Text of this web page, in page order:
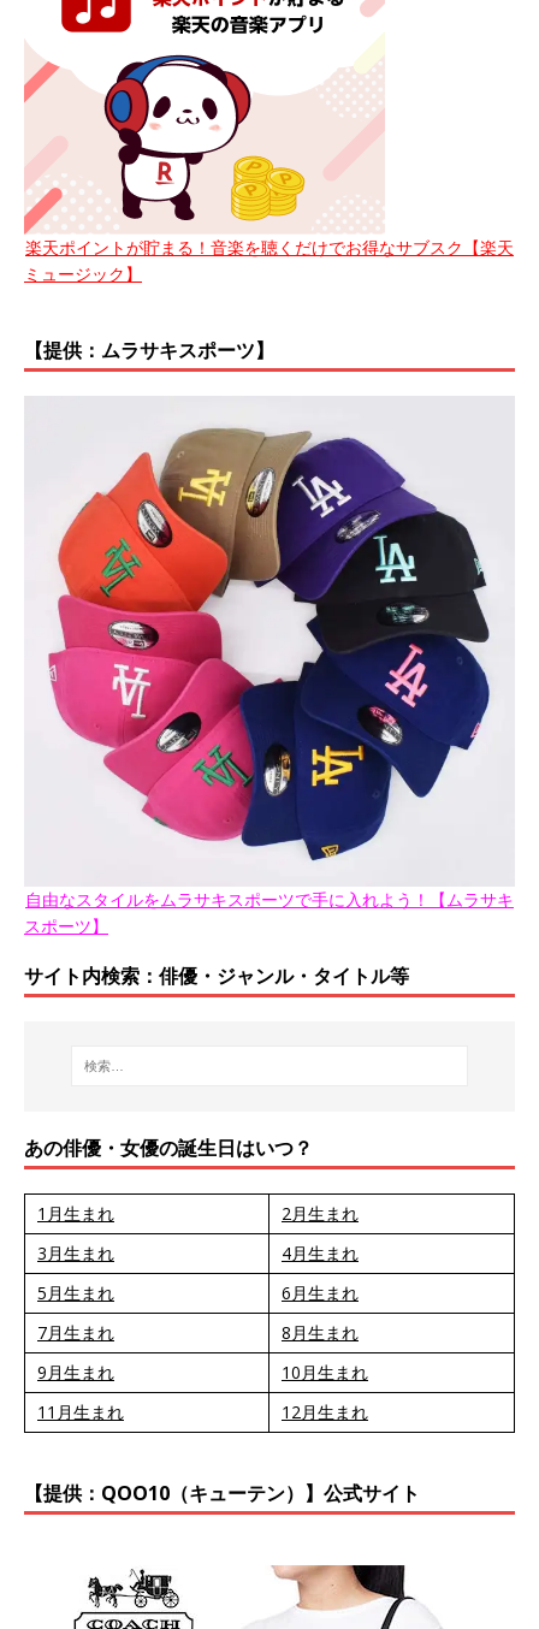
楽天ポイントが貯まる！音楽を聴くだけでお得なサブスク【楽天
ミュージック】
【提供：ムラサキスポーツ】
自由なスタイルをムラサキスポーツで手に入れよう！【ムラサキ
スポーツ】
サイト内検索：俳優・ジャンル・タイトル等
あの俳優・女優の誕生日はいつ？
1月生まれ
2月生まれ
3月生まれ
4月生まれ
5月生まれ
6月生まれ
7月生まれ
8月生まれ
9月生まれ
10月生まれ
11月生まれ
12月生まれ
【提供：QOO10（キューテン）】公式サイト